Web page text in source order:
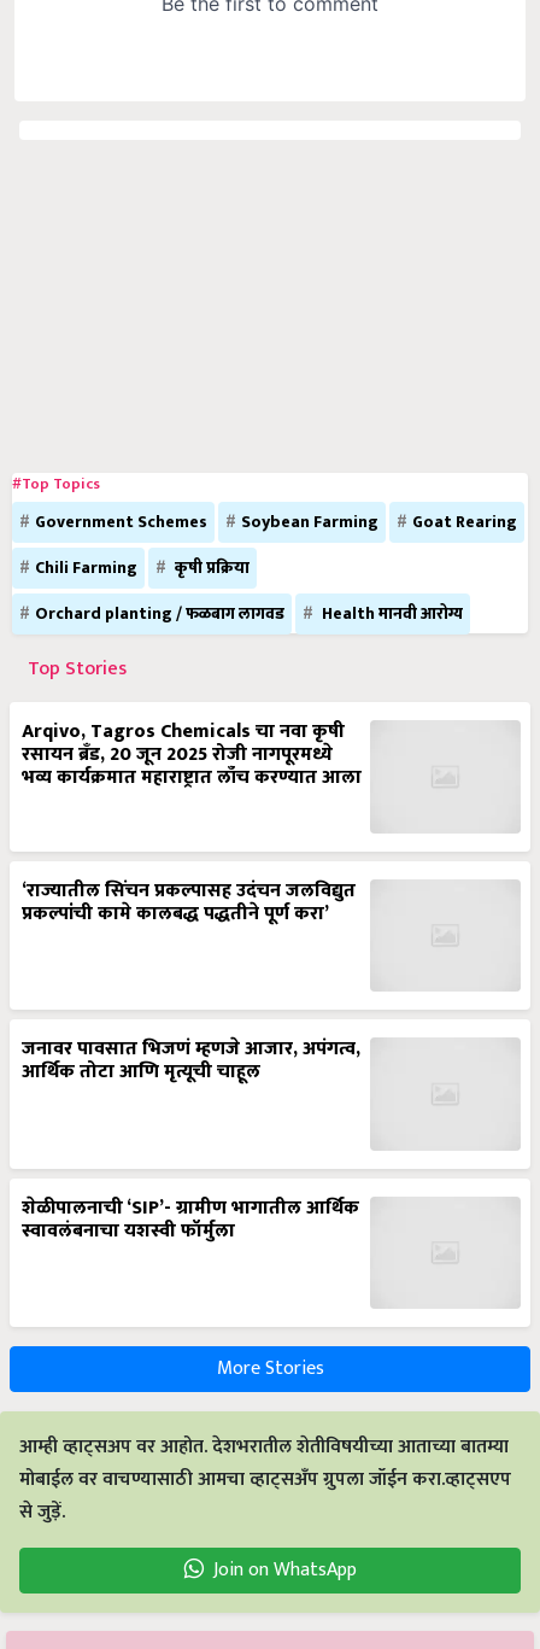
#Top Topics
Government Schemes Soybean Farming
Goat Rearing
Chili Farming
कृषी प्रक्रिया
Orchard planting / फळबाग लागवड
Health मानवी आरोग्य
Top Stories
Arqivo, Tagros Chemicals चा नवा कृषी
रसायन ब्रँड, 20 जून 2025 रोजी नागपूरमध्ये
भव्य कार्यक्रमात महाराष्ट्रात लाँच करण्यात आला
‘राज्यातील सिंचन प्रकल्पासह उदंचन जलविद्युत
प्रकल्पांची कामे कालबद्ध पद्धतीने पूर्ण करा’
जनावर पावसात भिजणं म्हणजे आजार, अपंगत्व,
आर्थिक तोटा आणि मृत्यूची चाहूल
शेळीपालनाची ‘SIP’- ग्रामीण भागातील आर्थिक
स्वावलंबनाचा यशस्वी फॉर्मुला
More Stories
आम्ही व्हाट्सअप वर आहोत. देशभरातील शेतीविषयीच्या आताच्या बातम्या
मोबाईल वर वाचण्यासाठी आमचा व्हाट्सअँप ग्रुपला जॉईन करा.व्हाट्सएप
से जुड़ें.
Join on WhatsApp